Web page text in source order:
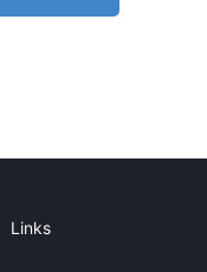
Links